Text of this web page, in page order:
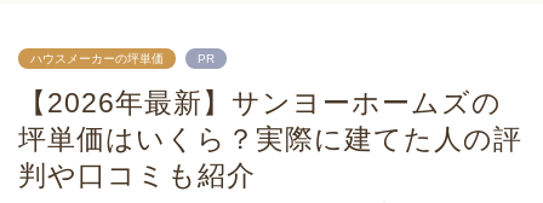
ハウスメーカーの坪単価 PR
【2026年最新】サンヨーホームズの
坪単価はいくら？実際に建てた人の評
判や口コミも紹介